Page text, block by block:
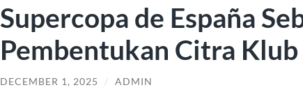
Supercopa de España
Pembentukan Citra Klub
DECEMBER 1, 2025 / ADMIN